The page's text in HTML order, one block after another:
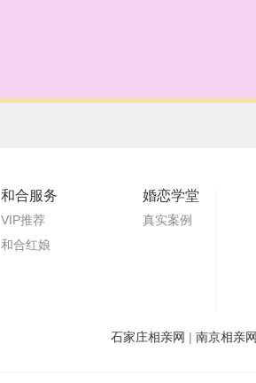
和合服务
VIP推荐
和合红娘
婚恋学堂
真实案例
石家庄相亲网 | 南京相亲